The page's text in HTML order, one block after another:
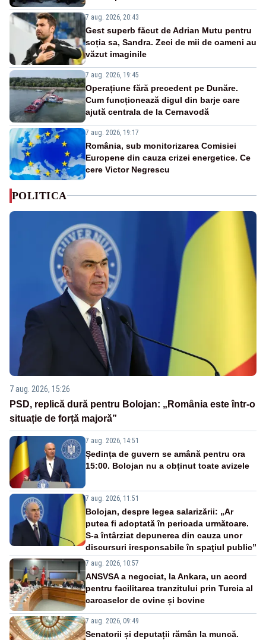
7 aug. 2026, 20:43
Gest superb făcut de Adrian Mutu pentru
soția sa, Sandra. Zeci de mii de oameni au
văzut imaginile
7 aug. 2026, 19:45
Operațiune fără precedent pe Dunăre.
Cum funcționează digul din barje care
ajută centrala de la Cernavodă
7 aug. 2026, 19:17
România, sub monitorizarea Comisiei
Europene din cauza crizei energetice. Ce
cere Victor Negrescu
POLITICA
7 aug. 2026, 15:26
PSD, replică dură pentru Bolojan: „România este într-o
situație de forță majoră”
7 aug. 2026, 14:51
Ședința de guvern se amână pentru ora
15:00. Bolojan nu a obținut toate avizele
7 aug. 2026, 11:51
Bolojan, despre legea salarizării: „Ar
putea fi adoptată în perioada următoare.
S-a întârziat depunerea din cauza unor
discursuri iresponsabile în spaţiul public”
7 aug. 2026, 10:57
ANSVSA a negociat, la Ankara, un acord
pentru facilitarea tranzitului prin Turcia al
carcaselor de ovine și bovine
7 aug. 2026, 09:49
Senatorii și deputații rămân la muncă.